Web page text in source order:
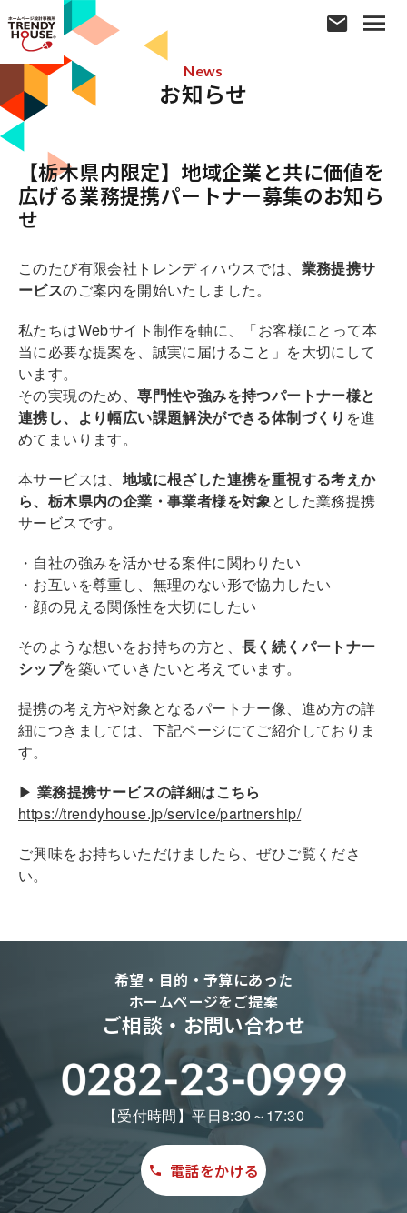
News
お知らせ
【栃木県内限定】地域企業と共に価値を
広げる業務提携パートナー募集のお知ら
せ
このたび有限会社トレンディハウスでは、 業務提携サ
ービスのご案内を開始いたしました。
私たちはWebサイト制作を軸に、「お客様にとって本
当に必要な提案を、誠実に届けること」を大切にして
います。
その実現のため、専門性や強みを持つパートナー様と
連携し、より幅広い課題解決ができる体制づくり を進
めてまいります。
本サービスは、 地域に根ざした連携を重視する考えか
ら、栃木県内の企業・事業者様を対象とした業務提携
サービスです。
・自社の強みを活かせる案件に関わりたい
・お互いを尊重し、無理のない形で協力したい
・顔の見える関係性を大切にしたい
そのような想いをお持ちの方と、 長く続くパートナー
シップを築いていきたいと考えています。
提携の考え方や対象となるパートナー像、進め方の詳
細につきましては、下記ページにてご紹介しておりま
す。
▶︎ 業務提携サービスの詳細はこちら
https://trendyhouse.jp/service/partnership/
ご興味をお持ちいただけましたら、ぜひご覧くださ
い。
希望・目的・予算にあった
ホームページをご提案
ご相談・お問い合わせ
【受付時間】平日8:30～17:30
電話をかける